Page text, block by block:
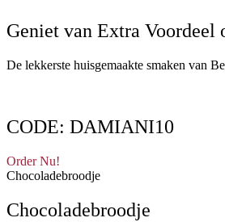
Geniet van Extra Voordeel
De lekkerste huisgemaakte smaken van
CODE: DAMIANI10
Order Nu!
Chocoladebroodje
Chocoladebroodje